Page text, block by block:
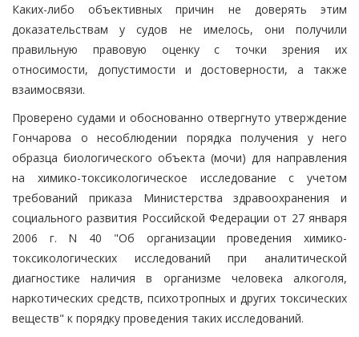
Каких-либо объективных причин не доверять этим
доказательствам у судов не имелось, они получили
правильную правовую оценку с точки зрения их
относимости, допустимости и достоверности, а также
взаимосвязи.
Проверено судами и обоснованно отвергнуто утверждение
Гончарова о несоблюдении порядка получения у него
образца биологического объекта (мочи) для направления
на химико-токсикологическое исследование с учетом
требований приказа Министерства здравоохранения и
социального развития Российской Федерации от 27 января
2006 г. N 40 "Об организации проведения химико-
токсикологических исследований при аналитической
диагностике наличия в организме человека алкоголя,
наркотических средств, психотропных и других токсических
веществ" к порядку проведения таких исследований.